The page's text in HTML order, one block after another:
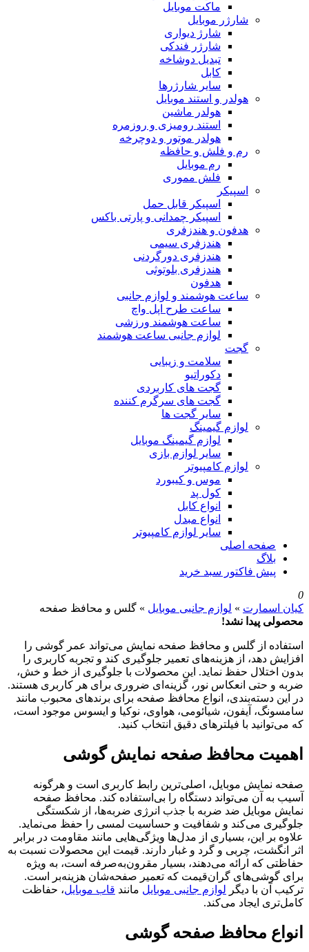
ماکت موبایل
شارژر موبایل
شارژ دیواری
شارژر فندکی
تبدیل دوشاخه
کابل
سایر شارژرها
هولدر و استند موبایل
هولدر ماشین
استند رومیزی و روزمره
هولدر موتور و دوچرخه
رم و فلش و حافظه
رم موبایل
فلش مموری
اسپیکر
اسپیکر قابل حمل
اسپیکر چمدانی و پارتی باکس
هدفون و هندزفری
هندزفری سیمی
هندزفری دورگردنی
هندزفری بلوتوثی
هدفون
ساعت هوشمند و لوازم جانبی
ساعت طرح اپل واچ
ساعت هوشمند ورزشی
لوازم جانبی ساعت هوشمند
گجت
سلامت و زیبایی
دکوراتیو
گجت های کاربردی
گجت های سرگرم کننده
سایر گجت ها
لوازم گیمینگ
لوازم گیمینگ موبایل
سایر لوازم بازی
لوازم کامپیوتر
موس و کیبورد
کول پد
انواع کابل
انواع مبدل
سایر لوازم کامپیوتر
صفحه اصلی
بلاگ
پیش فاکتور سبد خرید
0
کیان اسمارت » لوازم جانبی موبایل » گلس و محافظ صفحه
محصولی پیدا نشد!
استفاده از گلس و محافظ صفحه نمایش می‌تواند عمر گوشی را
افزایش دهد، از هزینه‌های تعمیر جلوگیری کند و تجربه کاربری را
بدون اختلال حفظ نماید. این محصولات با جلوگیری از خط و خش،
ضربه و حتی انعکاس نور، گزینه‌ای ضروری برای هر کاربری هستند.
در این دسته‌بندی، انواع محافظ صفحه برای برندهای محبوب مانند
سامسونگ، آیفون، شیائومی، هواوی، نوکیا و ایسوس موجود است،
که می‌توانید با فیلترهای دقیق انتخاب کنید.
اهمیت محافظ صفحه نمایش گوشی
صفحه نمایش موبایل، اصلی‌ترین رابط کاربری است و هرگونه
آسیب به آن می‌تواند دستگاه را بی‌استفاده کند. محافظ صفحه
نمایش موبایل ضد ضربه با جذب انرژی ضربه‌ها، از شکستگی
جلوگیری می‌کند و شفافیت و حساسیت لمسی را حفظ می‌نماید.
علاوه بر این، بسیاری از مدل‌ها ویژگی‌هایی مانند مقاومت در برابر
اثر انگشت، چربی و گرد و غبار دارند. قیمت این محصولات نسبت به
حفاظتی که ارائه می‌دهند، بسیار مقرون‌به‌صرفه است، به ویژه
برای گوشی‌های گران‌قیمت که تعمیر صفحه‌شان هزینه‌بر است.
ترکیب آن با دیگر لوازم جانبی موبایل مانند قاب موبایل، حفاظت
کامل‌تری ایجاد می‌کند.
انواع محافظ صفحه گوشی